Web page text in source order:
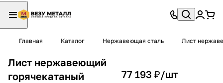
Главная Каталог Нержавеющая сталь Лист
Лист нержавеющий
горячекатаный
77 193 ₽/шт